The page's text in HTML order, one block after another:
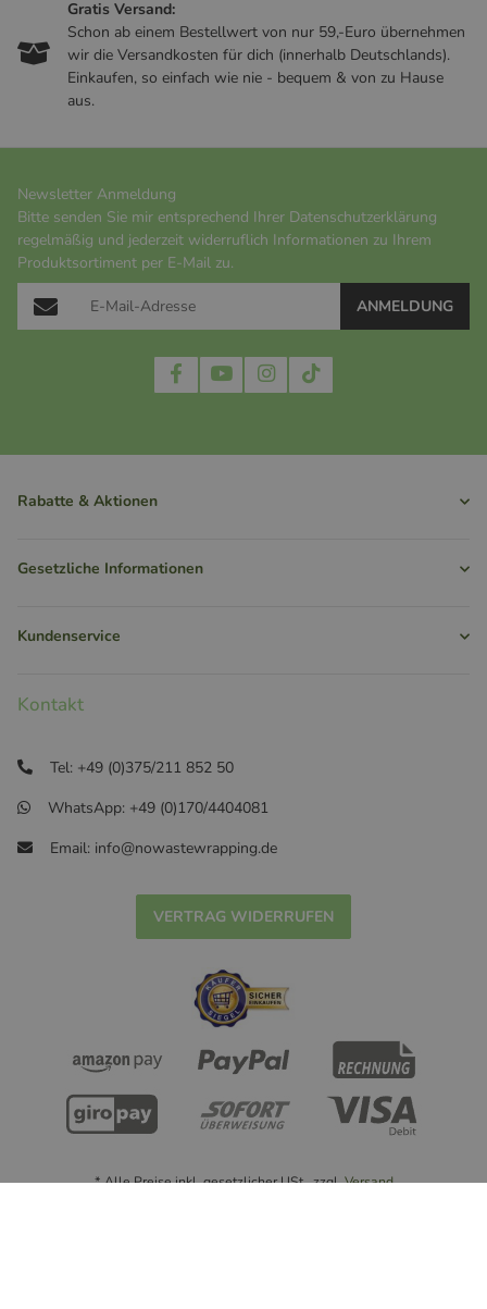
Gratis Versand:
Schon ab einem Bestellwert von nur 59,-Euro übernehmen
wir die Versandkosten für dich (innerhalb Deutschlands).
Einkaufen, so einfach wie nie - bequem & von zu Hause
aus.
Newsletter Anmeldung
Bitte senden Sie mir entsprechend Ihrer Datenschutzerklärung
regelmäßig und jederzeit widerruflich Informationen zu Ihrem
Produktsortiment per E-Mail zu.
ANMELDUNG
Rabatte & Aktionen
Gesetzliche Informationen
Kundenservice
Kontakt
Tel: +49 (0)375/211 852 50
WhatsApp: +49 (0)170/4404081
Email: info@nowastewrapping.de
VERTRAG WIDERRUFEN
* Alle Preise inkl. gesetzlicher USt., zzgl.Versand